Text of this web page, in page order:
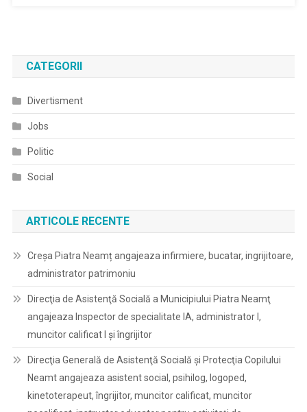
CATEGORII
Divertisment
Jobs
Politic
Social
ARTICOLE RECENTE
Creșa Piatra Neamț angajeaza infirmiere, bucatar, ingrijitoare,
administrator patrimoniu
Direcţia de Asistenţă Socială a Municipiului Piatra Neamţ
angajeaza Inspector de specialitate IA, administrator I,
muncitor calificat I și îngrijitor
Direcţia Generală de Asistenţă Socială şi Protecţia Copilului
Neamt angajeaza asistent social, psihilog, logoped,
kinetoterapeut, îngrijitor, muncitor calificat, muncitor